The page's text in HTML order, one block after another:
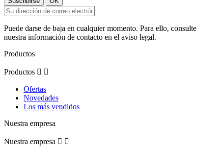
Puede darse de baja en cualquier momento. Para ello, consulte
nuestra información de contacto en el aviso legal.
Productos
Productos  
Ofertas
Novedades
Los más vendidos
Nuestra empresa
Nuestra empresa  